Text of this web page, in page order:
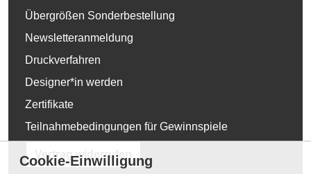
Übergrößen Sonderbestellung
Newsletteranmeldung
Druckverfahren
Designer*in werden
Zertifikate
Teilnahmebedingungen für Gewinnspiele
Vertrag widerrufen
Cookie-Einwilligung